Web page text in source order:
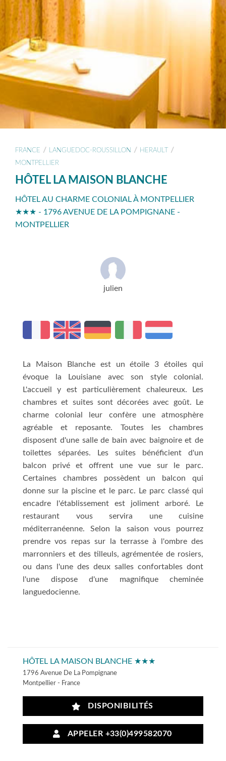
FRANCE / LANGUEDOC-ROUSSILLON / HERAULT /
MONTPELLIER
HÔTEL LA MAISON BLANCHE
HÔTEL AU CHARME COLONIAL À MONTPELLIER
★★★ - 1796 AVENUE DE LA POMPIGNANE -
MONTPELLIER
julien
La Maison Blanche est un étoile 3 étoiles qui
évoque la Louisiane avec son style colonial.
L'accueil y est particulièrement chaleureux. Les
chambres et suites sont décorées avec goût. Le
charme colonial leur confère une atmosphère
agréable et reposante. Toutes les chambres
disposent d'une salle de bain avec baignoire et de
toilettes séparées. Les suites bénéficient d'un
balcon privé et offrent une vue sur le parc.
Certaines chambres possèdent un balcon qui
donne sur la piscine et le parc. Le parc classé qui
encadre l'établissement est joliment arboré. Le
restaurant vous servira une cuisine
méditerranéenne. Selon la saison vous pourrez
prendre vos repas sur la terrasse à l'ombre des
marronniers et des tilleuls, agrémentée de rosiers,
ou dans l'une des deux salles confortables dont
l'une dispose d'une magnifique cheminée
languedocienne.
HÔTEL LA MAISON BLANCHE ★★★
1796 Avenue De La Pompignane
Montpellier - France
DISPONIBILITÉS
APPELER +33(0)499582070